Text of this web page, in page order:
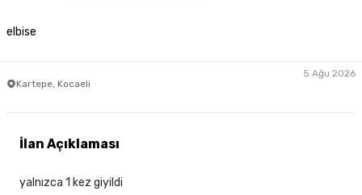
elbise
Kartepe, Kocaeli
5 Ağu 2026
İlan Açıklaması
yalnızca 1 kez giyildi